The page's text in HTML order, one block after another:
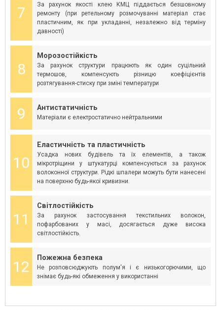
7
За рахунок якості клею КМЦ піддається безшовному
ремонту (при ретельному розмочуванні матеріал стає
пластичним, як при укладанні, незалежно від терміну
давності)
8
Морозостійкість
За рахунок структури працюють як один суцільний
термошов, компенсують різницю коефіцієнтів
розтягування-стиску при зміні температури
9 Антистатичність
Матеріали є електростатично нейтральними
10
Еластичність та пластичність
Усадка нових будівель та їх елементів, а також
мікротріщини у штукатурці компенсуються за рахунок
волоконної структури. Рідкі шпалери можуть бути нанесені
на поверхню будь-якої кривизни.
11
Світлостійкість
За рахунок застосування текстильних волокон,
пофарбованих у масі, досягається дуже висока
світлостійкість.
12
Пожежна безпека
Не розповсюджують полум'я і є низькогорючими, що
знімає будь-які обмеження у використанні